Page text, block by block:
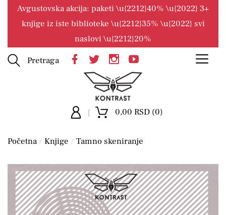
Avgustovska akcija: paketi \u{2212}40% \u{2022} 3+
knjige iz iste biblioteke \u{2212}35% \u{2022} svi
naslovi \u{2212}20%
Pretraga
0,00 RSD (0)
Početna Knjige Tamno skeniranje